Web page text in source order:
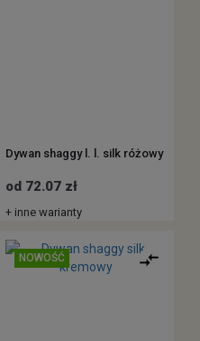
Dywan shaggy l. l. silk różowy
od 72.07 zł
+ inne warianty
NOWOŚĆ